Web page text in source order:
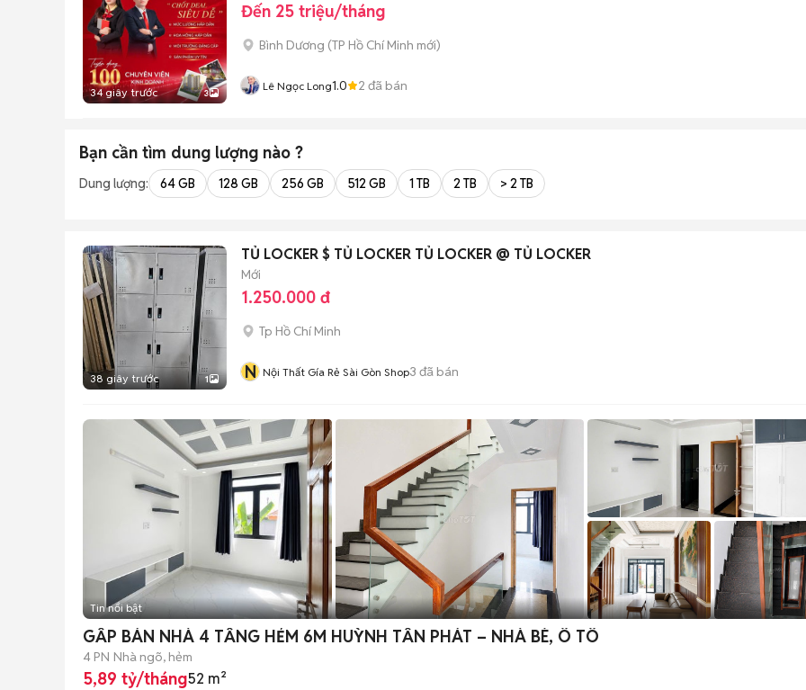
34 giây trước 3
Đến 25 triệu/tháng
Bình Dương (TP Hồ Chí Minh mới)
Lê Ngọc Long1.0 2 đã bán
Bạn cần tìm dung lượng nào ?
Dung lượng: 64 GB 128 GB 256 GB 512 GB 1 TB 2 TB > 2 TB
38 giây trước 1
TỦ LOCKER $ TỦ LOCKER TỦ LOCKER @ TỦ LOCKER
Mới
1.250.000 đ
Tp Hồ Chí Minh
N Nội Thất Gía Rẻ Sài Gòn Shop3 đã bán
Tin nổi bật
GẤP BÁN NHÀ 4 TẦNG HẺM 6M HUỲNH TẤN PHÁT – NHÀ BÈ, Ô TÔ
4 PN Nhà ngõ, hẻm
5,89 tỷ/tháng52 m²